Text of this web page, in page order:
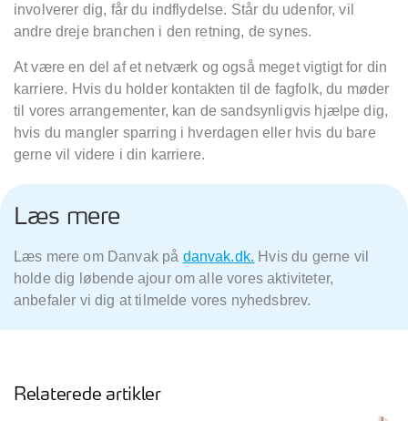
involverer dig, får du indflydelse. Står du udenfor, vil
andre dreje branchen i den retning, de synes.
At være en del af et netværk og også meget vigtigt for din
karriere. Hvis du holder kontakten til de fagfolk, du møder
til vores arrangementer, kan de sandsynligvis hjælpe dig,
hvis du mangler sparring i hverdagen eller hvis du bare
gerne vil videre i din karriere.
Læs mere
Læs mere om Danvak på danvak.dk. Hvis du gerne vil
holde dig løbende ajour om alle vores aktiviteter,
anbefaler vi dig at tilmelde vores nyhedsbrev.
Relaterede artikler